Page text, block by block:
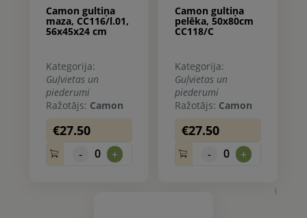
Camon gultiņa
maza, CC116/l.01,
56x45x24 cm
Kategorija:
Guļvietas un
piederumi
Ražotājs: Camon
€27.50
- 0 +
Camon gultiņa
pelēka, 50x80cm
CC118/C
Kategorija:
Guļvietas un
piederumi
Ražotājs: Camon
€27.50
- 0 +